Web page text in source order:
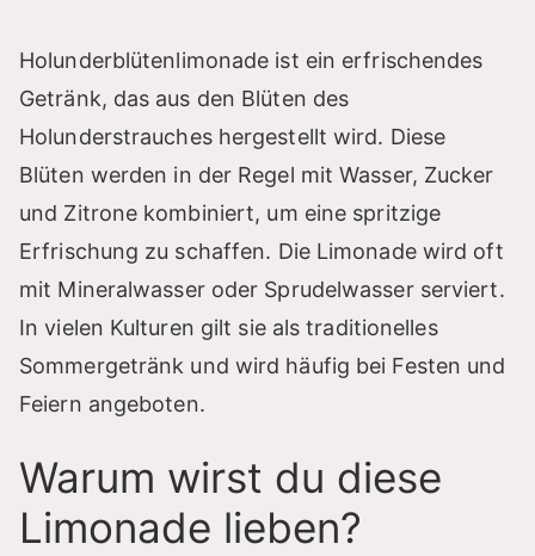
Holunderblütenlimonade ist ein erfrischendes
Getränk, das aus den Blüten des
Holunderstrauches hergestellt wird. Diese
Blüten werden in der Regel mit Wasser, Zucker
und Zitrone kombiniert, um eine spritzige
Erfrischung zu schaffen. Die Limonade wird oft
mit Mineralwasser oder Sprudelwasser serviert.
In vielen Kulturen gilt sie als traditionelles
Sommergetränk und wird häufig bei Festen und
Feiern angeboten.
Warum wirst du diese
Limonade lieben?